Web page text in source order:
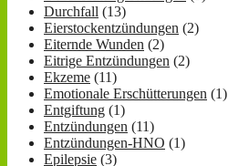
Durchfall (13)
Eierstockentzündungen (2)
Eiternde Wunden (2)
Eitrige Entzündungen (2)
Ekzeme (11)
Emotionale Erschütterungen (1)
Entgiftung (1)
Entzündungen (11)
Entzündungen-HNO (1)
Epilepsie (3)